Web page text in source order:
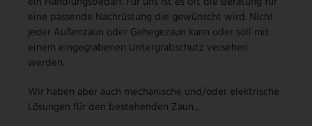
eine passende Nachrüstung die gewünscht wird. Nicht
jeder Außenzaun oder Gehegezaun kann oder soll mit
einem eingegrabenen Untergrabschutz versehen
werden.
Wir haben aber auch mechanische und/oder elektrische
Lösungen für den bestehenden Zaun…